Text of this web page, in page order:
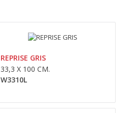
0,00lei
Availability În Stoc
Adaugă În Coş
REPRISE GRIS
33,3 X 100 CM.
W3310L